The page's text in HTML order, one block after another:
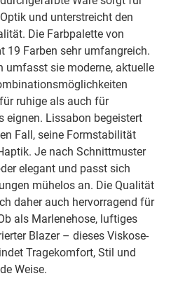
und unterstreicht den
Die Farbpalette von
19 Farben sehr umfangreich.
umfasst sie moderne, aktuelle
ruhige als auch für
eignen. Lissabon begeistert
Fall, seine Formstabilität
Je nach Schnittmuster
elegant und passt sich
mühelos an. Die Qualität
daher auch hervorragend für
als Marlenehose, luftiges
Blazer – dieses Viskose-
Tragekomfort, Stil und
Weise.